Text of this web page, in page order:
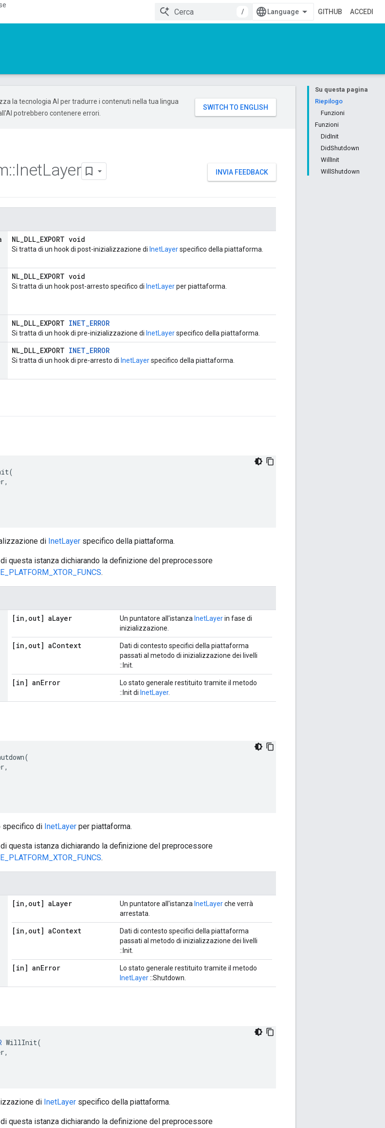
/
GITHUB ACCEDI
Su questa pagina
Riepilogo
Funzioni
Funzioni
DidInit
DidShutdown
WillInit
WillShutdown
la tecnologia AI per tradurre i contenuti nella tua lingua
potrebbero contenere errori.
INVIA FEEDBACK
::InetLayer
NL_DLL_EXPORT void
Si tratta di un hook di post-inizializzazione di InetLayerspecifico della piattaforma.
NL_DLL_EXPORT void
Si tratta di un hook post-arresto specifico di InetLayerper piattaforma.
NL_DLL_EXPORT INET_ERROR
Si tratta di un hook di pre-inizializzazione di InetLayerspecifico della piattaforma.
NL_DLL_EXPORT INET_ERROR
Si tratta di un hook di pre-arresto di InetLayerspecifico della piattaforma.
di InetLayer specifico della piattaforma.
questa istanza dichiarando la definizione del preprocessore
.
[in , out] aLayer Un puntatore all'istanza InetLayerin fase di
inizializzazione.
[in , out] aContext
Dati di contesto specifici della piattaforma
passati al metodo di inizializzazione dei livelli
::Init.
[in] anError
Lo stato generale restituito tramite il metodo
::Init di InetLayer.
specifico di InetLayer per piattaforma.
questa istanza dichiarando la definizione del preprocessore
.
[in , out] aLayer Un puntatore all'istanza InetLayerche verrà
arrestata.
[in , out] aContext
Dati di contesto specifici della piattaforma
passati al metodo di inizializzazione dei livelli
::Init.
[in] anError
Lo stato generale restituito tramite il metodo
InetLayer::Shutdown.
WillInit(
di InetLayer specifico della piattaforma.
questa istanza dichiarando la definizione del preprocessore